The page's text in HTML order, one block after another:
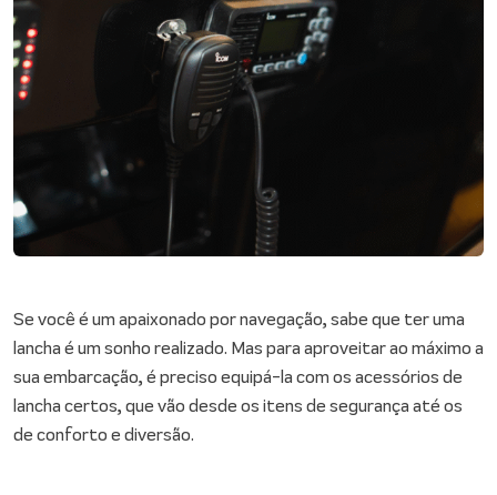
Se você é um apaixonado por navegação, sabe que ter uma
lancha é um sonho realizado. Mas para aproveitar ao máximo a
sua embarcação, é preciso equipá-la com os acessórios de
lancha certos, que vão desde os itens de segurança até os
de conforto e diversão.